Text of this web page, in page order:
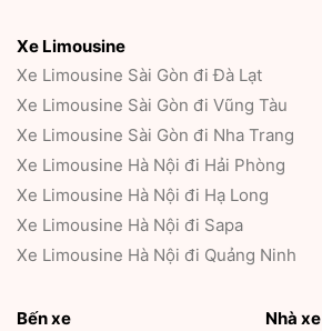
Xe Limousine
Xe Limousine Sài Gòn đi Đà Lạt
Xe Limousine Sài Gòn đi Vũng Tàu
Xe Limousine Sài Gòn đi Nha Trang
Xe Limousine Hà Nội đi Hải Phòng
Xe Limousine Hà Nội đi Hạ Long
Xe Limousine Hà Nội đi Sapa
Xe Limousine Hà Nội đi Quảng Ninh
Bến xe
Nhà xe